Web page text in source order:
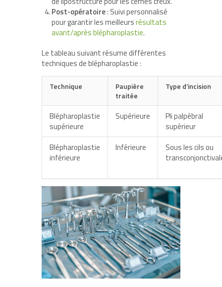
Post-opératoire: Suivi personnalisé
pour garantir les meilleursrésultats
avant/après blépharoplastie.
Le tableau suivant résume différentes
techniques de blépharoplastie :
Technique
Paupière
traitée
Type d’incision
Blépharoplastie
supérieure
Supérieure
Pli palpébral
supérieur
Blépharoplastie
inférieure
Inférieure
Sous les cils ou